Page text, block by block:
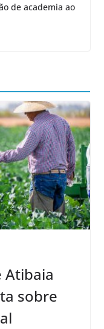
de academia ao
Atibaia
sobre